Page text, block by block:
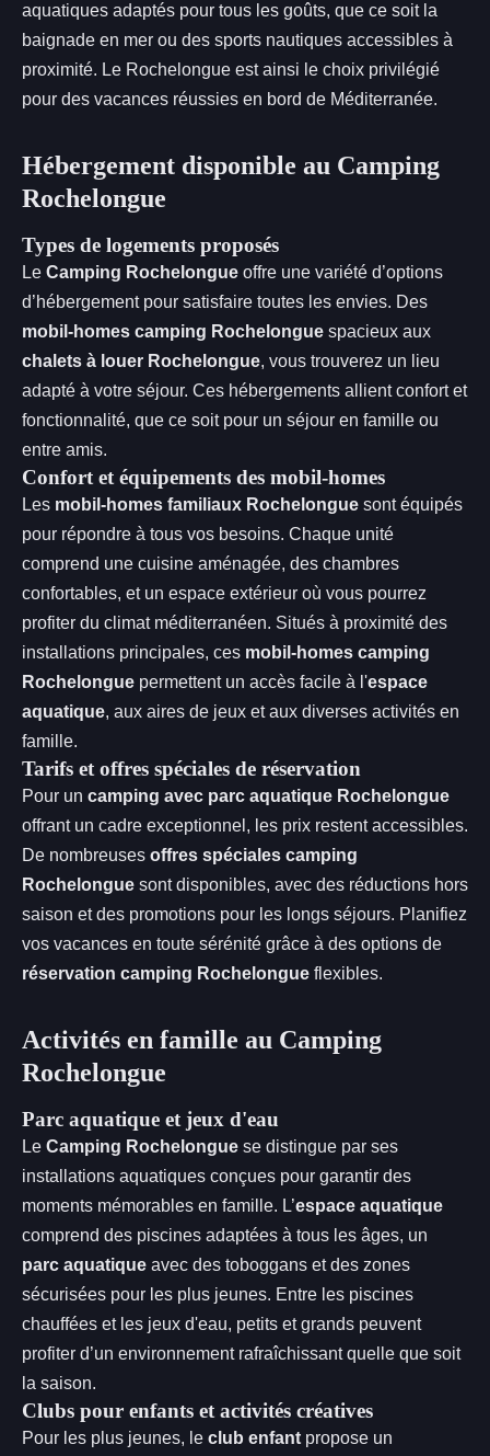
aquatiques adaptés pour tous les goûts, que ce soit la
baignade en mer ou des sports nautiques accessibles à
proximité. Le Rochelongue est ainsi le choix privilégié
pour des vacances réussies en bord de Méditerranée.
Hébergement disponible au Camping
Rochelongue
Types de logements proposés
Le Camping Rochelongue offre une variété d’options
d’hébergement pour satisfaire toutes les envies. Des
mobil-homes camping Rochelongue spacieux aux
chalets à louer Rochelongue, vous trouverez un lieu
adapté à votre séjour. Ces hébergements allient confort et
fonctionnalité, que ce soit pour un séjour en famille ou
entre amis.
Confort et équipements des mobil-homes
Les mobil-homes familiaux Rochelongue sont équipés
pour répondre à tous vos besoins. Chaque unité
comprend une cuisine aménagée, des chambres
confortables, et un espace extérieur où vous pourrez
profiter du climat méditerranéen. Situés à proximité des
installations principales, ces mobil-homes camping
Rochelongue permettent un accès facile à l'espace
aquatique, aux aires de jeux et aux diverses activités en
famille.
Tarifs et offres spéciales de réservation
Pour un camping avec parc aquatique Rochelongue
offrant un cadre exceptionnel, les prix restent accessibles.
De nombreuses offres spéciales camping
Rochelongue sont disponibles, avec des réductions hors
saison et des promotions pour les longs séjours. Planifiez
vos vacances en toute sérénité grâce à des options de
réservation camping Rochelongue flexibles.
Activités en famille au Camping
Rochelongue
Parc aquatique et jeux d'eau
Le Camping Rochelongue se distingue par ses
installations aquatiques conçues pour garantir des
moments mémorables en famille. L’espace aquatique
comprend des piscines adaptées à tous les âges, un
parc aquatique avec des toboggans et des zones
sécurisées pour les plus jeunes. Entre les piscines
chauffées et les jeux d'eau, petits et grands peuvent
profiter d’un environnement rafraîchissant quelle que soit
la saison.
Clubs pour enfants et activités créatives
Pour les plus jeunes, le club enfant propose un